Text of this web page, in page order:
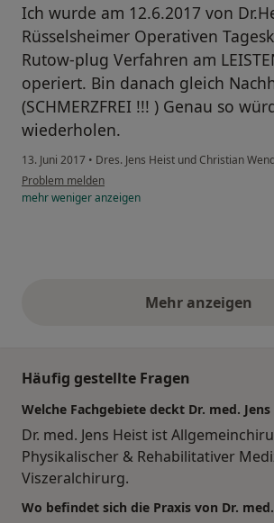
Ich wurde am 12.6.2017 von
Rüsselsheimer Operativen
Rutow-plug Verfahren am
operiert. Bin danach gleich
(SCHMERZFREI !!! ) Genau so
wiederholen.
13. Juni 2017 • Dres. Jens Heist und Christian
Problem melden
mehrwenigeranzeigen
Mehr anzeigen
obige
Häufig gestellte Fragen
Welche Fachgebiete deckt Dr. med.
Dr. med. Jens Heist ist
Physikalischer & Rehabilitativer
Viszeralchirurg.
Wo befindet sich die Praxis von Dr.